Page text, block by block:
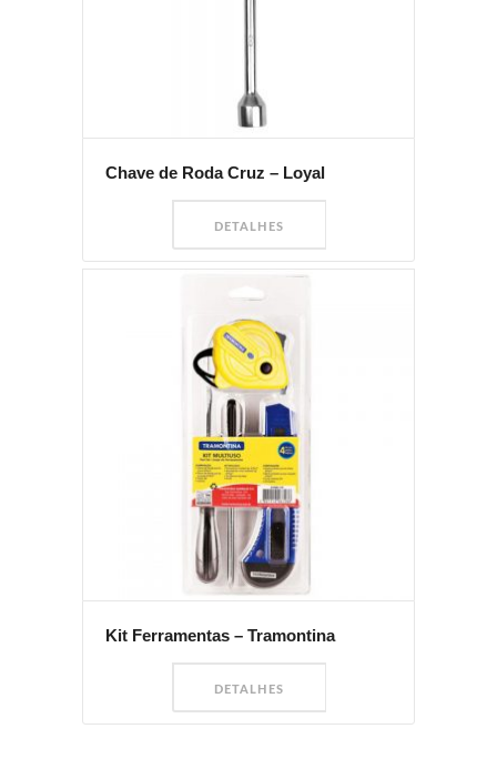
Chave de Roda Cruz – Loyal
DETALHES
Kit Ferramentas – Tramontina
DETALHES